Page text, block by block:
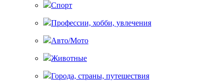
Спорт
Профессии, хобби, увлечения
Авто/Мото
Животные
Города, страны, путешествия